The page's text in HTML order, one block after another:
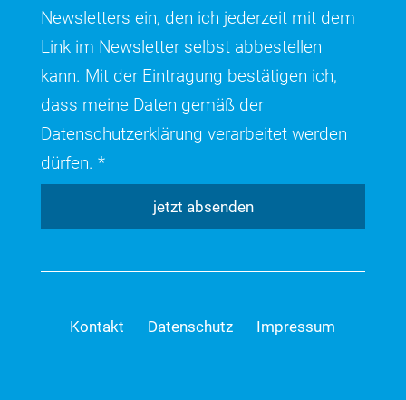
Newsletters ein, den ich jederzeit mit dem
Link im Newsletter selbst abbestellen
kann. Mit der Eintragung bestätigen ich,
dass meine Daten gemäß der
Datenschutzerklärung verarbeitet werden
dürfen. *
jetzt absenden
Kontakt Datenschutz Impressum